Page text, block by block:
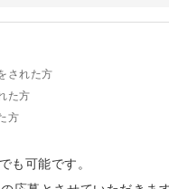
された方
た方
方
も可能です。